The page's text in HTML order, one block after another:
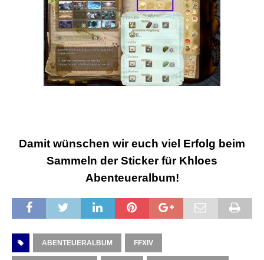
Damit wünschen wir euch viel Erfolg beim
Sammeln der Sticker für Khloes
Abenteueralbum!
ABENTEUERALBUM FFXIV